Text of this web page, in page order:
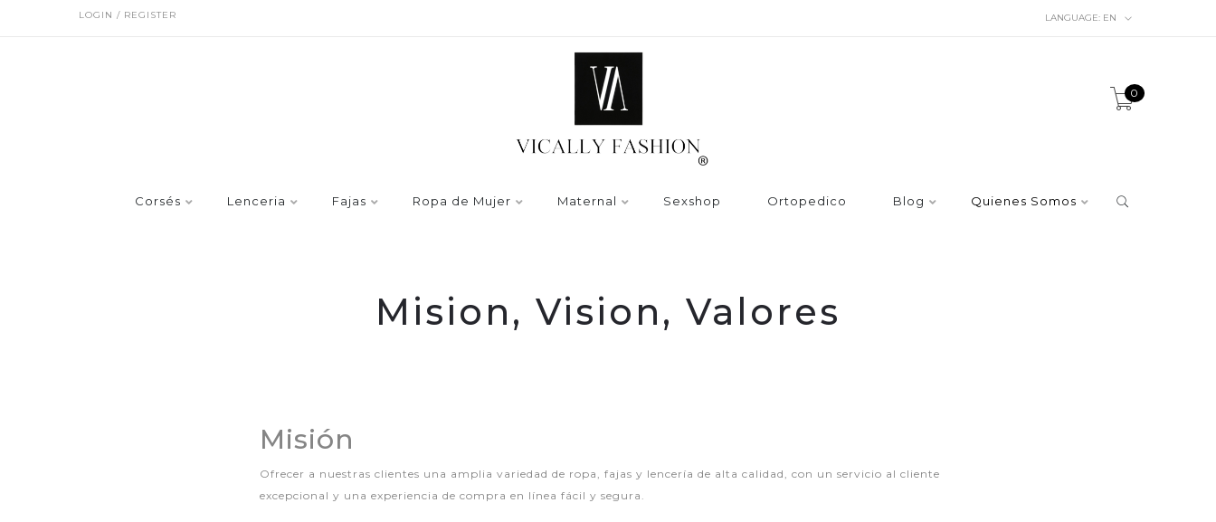
LOGIN / REGISTER LANGUAGE: EN
0
Corsés Lenceria Fajas Ropa de Mujer Maternal Sexshop Ortopedico Blog Quienes Somos
Mision, Vision, Valores
Misión
Ofrecer a nuestras clientes una amplia variedad de ropa, fajas y lencería de alta calidad, con un servicio al cliente
excepcional y una experiencia de compra en línea fácil y segura.